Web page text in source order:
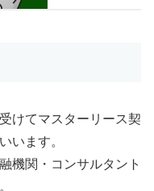
けてマスターリース契
います。
機関・コンサルタント